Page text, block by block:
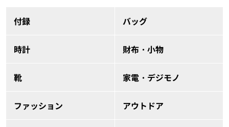
付録 バッグ
時計 財布・小物
靴 家電・デジモノ
ファッション アウトドア